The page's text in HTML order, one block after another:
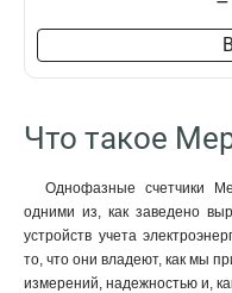
Что такое
Однофазные счетчики
одними из, как заведено
устройств учета
то, что они владеют, как мы
измерений, надежностью и,